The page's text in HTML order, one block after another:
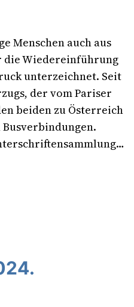
Menschen auch aus
die Wiedereinführung
unterzeichnet. Seit
der vom Pariser
beiden zu Österreich